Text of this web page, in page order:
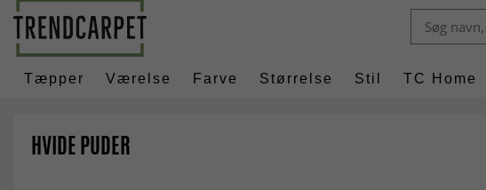
Tæpper Værelse Farve Størrelse Stil TC Home
HVIDE PUDER